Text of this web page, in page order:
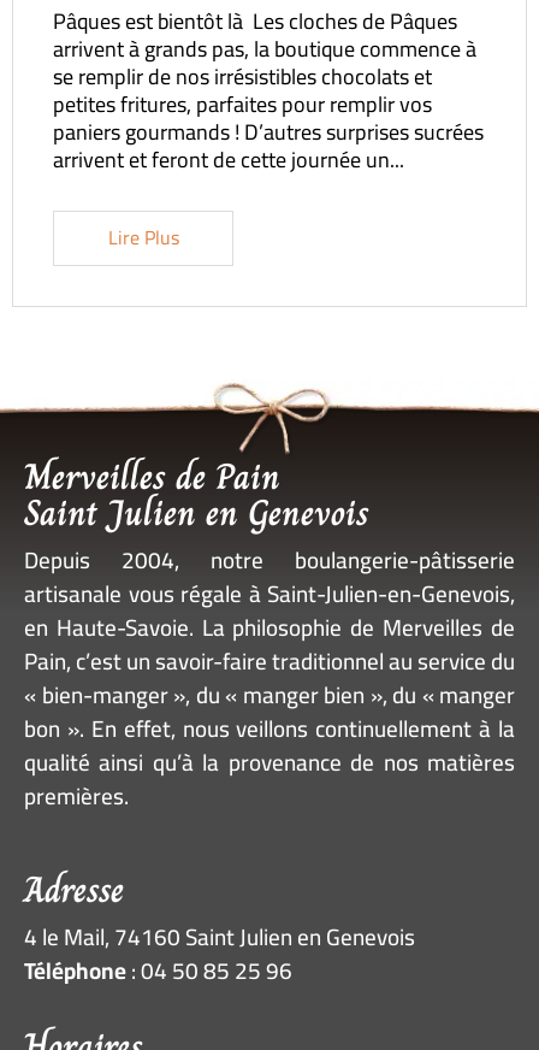
Pâques est bientôt là Les cloches de Pâques
arrivent à grands pas, la boutique commence à
se remplir de nos irrésistibles chocolats et
petites fritures, parfaites pour remplir vos
paniers gourmands ! D’autres surprises sucrées
arrivent et feront de cette journée un...
Lire Plus
Merveilles de Pain
Saint Julien en Genevois
Depuis 2004, notre boulangerie-pâtisserie
artisanale vous régale à Saint-Julien-en-Genevois,
en Haute-Savoie. La philosophie de Merveilles de
Pain, c’est un savoir-faire traditionnel au service du
« bien-manger », du « manger bien », du « manger
bon ». En effet, nous veillons continuellement à la
qualité ainsi qu’à la provenance de nos matières
premières.
Adresse
4 le Mail, 74160 Saint Julien en Genevois
Téléphone: 04 50 85 25 96